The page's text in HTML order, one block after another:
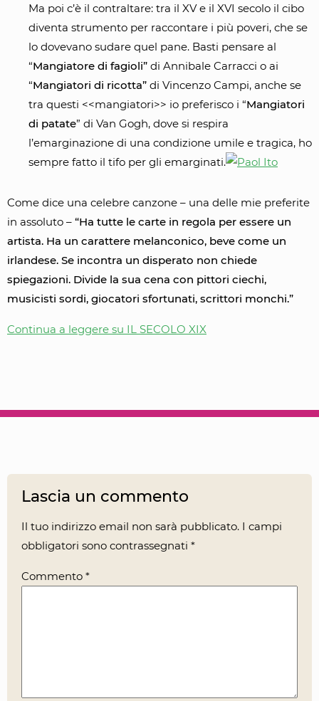
Ma poi c’è il contraltare: tra il XV e il XVI secolo il cibo
diventa strumento per raccontare i più poveri, che se
lo dovevano sudare quel pane. Basti pensare al
“Mangiatore di fagioli” di Annibale Carracci o ai
“Mangiatori di ricotta” di Vincenzo Campi, anche se
tra questi <<mangiatori>> io preferisco i “Mangiatori
di patate” di Van Gogh, dove si respira
l’emarginazione di una condizione umile e tragica, ho
sempre fatto il tifo per gli emarginati.
Come dice una celebre canzone – una delle mie preferite
in assoluto – “Ha tutte le carte in regola per essere un
artista. Ha un carattere melanconico, beve come un
irlandese. Se incontra un disperato non chiede
spiegazioni. Divide la sua cena con pittori ciechi,
musicisti sordi, giocatori sfortunati, scrittori monchi.”
Continua a leggere su IL SECOLO XIX
Lascia un commento
Il tuo indirizzo email non sarà pubblicato. I campi
obbligatori sono contrassegnati *
Commento *